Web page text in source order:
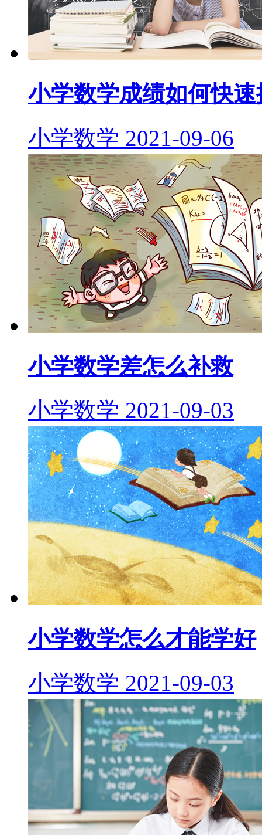
小学数学成绩如何快速
小学数学 2021-09-06
小学数学差怎么补救
小学数学 2021-09-03
小学数学怎么才能学好
小学数学 2021-09-03